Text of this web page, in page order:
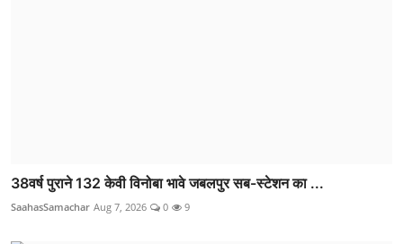
38वर्ष पुराने 132 केवी विनोबा भावे जबलपुर सब-स्टेशन का ...
SaahasSamachar Aug 7, 2026 0 9